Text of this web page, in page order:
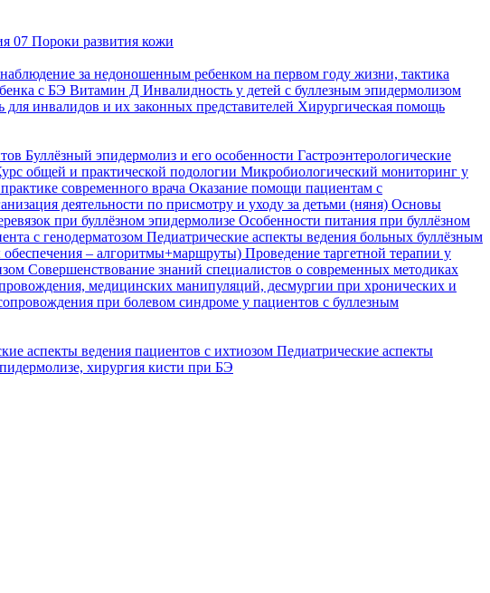
07 Пороки развития кожи
за недоношенным ребенком на первом году жизни, тактика
с БЭ Витамин Д Инвалидность у детей с буллезным эпидермолизом
инвалидов и их законных представителей Хирургическая помощь
Буллёзный эпидермолиз и его особенности Гастроэнтерологические
общей и практической подологии Микробиологический мониторинг у
современного врача Оказание помощи пациентам с
деятельности по присмотру и уходу за детьми (няня) Основы
при буллёзном эпидермолизе Особенности питания при буллёзном
с генодерматозом Педиатрические аспекты ведения больных буллёзным
– алгоритмы+маршруты) Проведение таргетной терапии у
Совершенствование знаний специалистов о современных методиках
медицинских манипуляций, десмургии при хронических и
при болевом синдроме у пациентов с буллезным
аспекты ведения пациентов с ихтиозом Педиатрические аспекты
хирургия кисти при БЭ